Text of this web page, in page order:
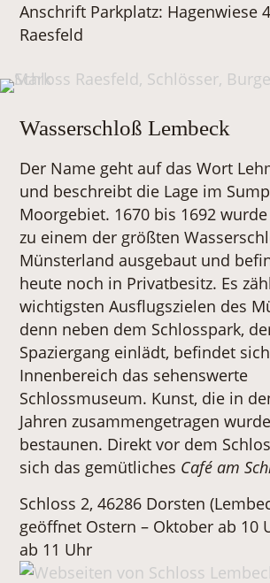
Anschrift Parkplatz: Hagenwiese
Raesfeld
Wasserschloß Lembeck
Der Name geht auf das Wort
und beschreibt die Lage im
Moorgebiet. 1670 bis 1692
zu einem der größten
Münsterland ausgebaut und
heute noch in Privatbesitz. Es
wichtigsten Ausflugszielen des
denn neben dem Schlosspark,
Spaziergang einlädt, befindet
Innenbereich das sehenswerte
Schlossmuseum. Kunst, die in
Jahren zusammengetragen
bestaunen. Direkt vor dem
sich das gemütliches Café am
Schloss 2, 46286 Dorsten
geöffnet Ostern – Oktober ab 10
ab 11 Uhr